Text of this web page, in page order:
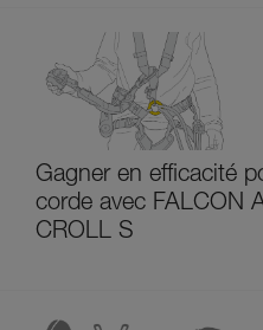
Gagner en efficacité
corde avec FALCON
CROLL S